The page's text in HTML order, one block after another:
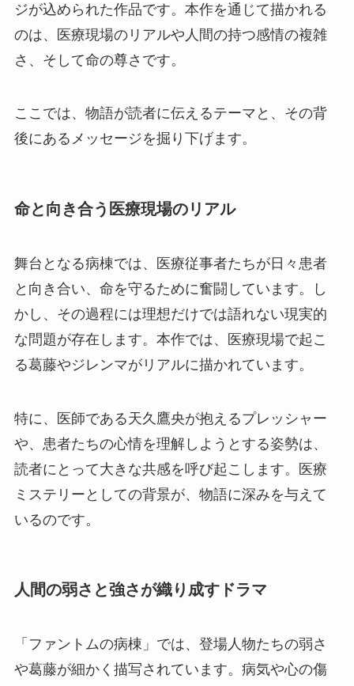
ジが込められた作品です。本作を通じて描かれる
のは、医療現場のリアルや人間の持つ感情の複雑
さ、そして命の尊さです。
ここでは、物語が読者に伝えるテーマと、その背
後にあるメッセージを掘り下げます。
命と向き合う医療現場のリアル
舞台となる病棟では、医療従事者たちが日々患者
と向き合い、命を守るために奮闘しています。し
かし、その過程には理想だけでは語れない現実的
な問題が存在します。本作では、医療現場で起こ
る葛藤やジレンマがリアルに描かれています。
特に、医師である天久鷹央が抱えるプレッシャー
や、患者たちの心情を理解しようとする姿勢は、
読者にとって大きな共感を呼び起こします。医療
ミステリーとしての背景が、物語に深みを与えて
いるのです。
人間の弱さと強さが織り成すドラマ
「ファントムの病棟」では、登場人物たちの弱さ
や葛藤が細かく描写されています。病気や心の傷